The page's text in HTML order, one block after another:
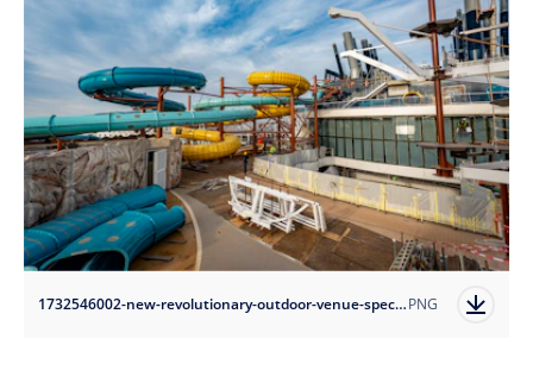
1732546002-new-revolutionary-outdoor-venue-specially-for-families-the-harbour-located-in-the-family-aventura-district?auto=formatPNG